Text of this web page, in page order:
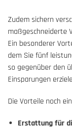
Zudem sichern
maßgeschneiderte
Ein besonderer
dem Sie fünf
so gegenüber den
Einsparungen
Die Vorteile noch
Erstattung für